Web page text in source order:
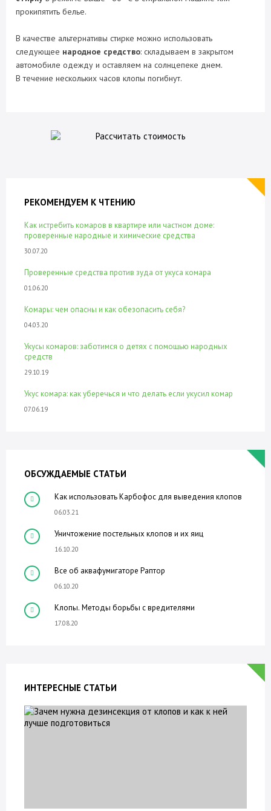
прокипятить белье.
В качестве альтернативы стирке можно использовать
следующее народное средство: складываем в закрытом
автомобиле одежду и оставляем на солнцепеке днем.
В течение нескольких часов клопы погибнут.
РЕКОМЕНДУЕМ К ЧТЕНИЮ
Как истребить комаров в квартире или частном доме:
проверенные народные и химические средства
30.07.20
Проверенные средства против зуда от укуса комара
01.06.20
Комары: чем опасны и как обезопасить себя?
04.03.20
Укусы комаров: заботимся о детях с помощью народных
средств
29.10.19
Укус комара: как уберечься и что делать если укусил комар
07.06.19
ОБСУЖДАЕМЫЕ СТАТЬИ
Как использовать Карбофос для выведения клопов
06.03.21
Уничтожение постельных клопов и их яиц
16.10.20
Все об аквафумигаторе Раптор
06.10.20
Клопы. Методы борьбы с вредителями
17.08.20
ИНТЕРЕСНЫЕ СТАТЬИ